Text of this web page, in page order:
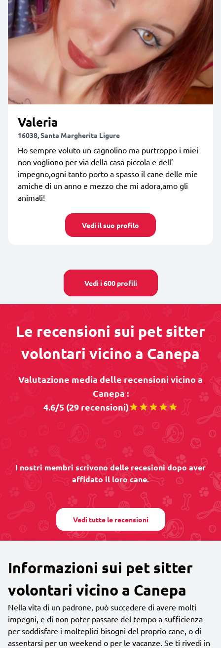
Valeria
16038, Santa Margherita Ligure
Ho sempre voluto un cagnolino ma purtroppo i miei
non vogliono per via della casa piccola e dell’
impegno,ogni tanto porto a spasso il cane delle mie
amiche di un anno e mezzo che mi adora,amo gli
animali!
Vedi il suo profilo
Vedi i 600 profili
Le recensioni sui pet sitter
volontari vicino a Canepa
Valutazione media delle recensioni vicino a
Canepa :
4.6/5 (29 recensioni)
I nostri membri scrivono delle recesioni dopo aver
affidato il loro cane.
Vedi tutte le recensioni
Informazioni sui pet sitter
volontari vicino a Canepa
Nella vita di un padrone, può succedere di avere molti
impegni, e di non poter passare del tempo a sufficienza
per soddisfare i molteplici bisogni del proprio cane, o di
assentarsi per un weekend o per le vacanze. Se ti rivedi in